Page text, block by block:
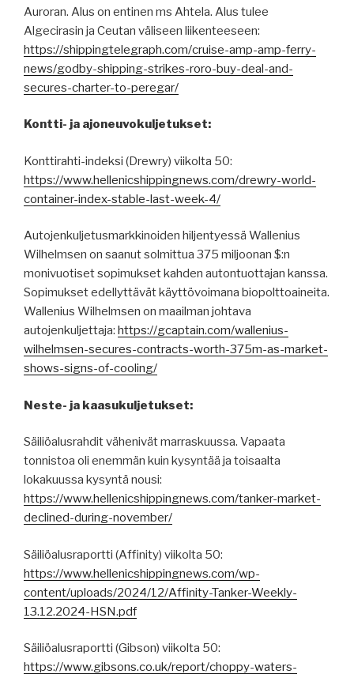
Auroran. Alus on entinen ms Ahtela. Alus tulee
Algecirasin ja Ceutan väliseen liikenteeseen:
https://shippingtelegraph.com/cruise-amp-amp-ferry-
news/godby-shipping-strikes-roro-buy-deal-and-
secures-charter-to-peregar/
Kontti- ja ajoneuvokuljetukset:
Konttirahti-indeksi (Drewry) viikolta 50:
https://www.hellenicshippingnews.com/drewry-world-
container-index-stable-last-week-4/
Autojenkuljetusmarkkinoiden hiljentyessä Wallenius
Wilhelmsen on saanut solmittua 375 miljoonan $:n
monivuotiset sopimukset kahden autontuottajan kanssa.
Sopimukset edellyttävät käyttövoimana biopolttoaineita.
Wallenius Wilhelmsen on maailman johtava
autojenkuljettaja: https://gcaptain.com/wallenius-
wilhelmsen-secures-contracts-worth-375m-as-market-
shows-signs-of-cooling/
Neste- ja kaasukuljetukset:
Säiliöalusrahdit vähenivät marraskuussa. Vapaata
tonnistoa oli enemmän kuin kysyntää ja toisaalta
lokakuussa kysyntä nousi:
https://www.hellenicshippingnews.com/tanker-market-
declined-during-november/
Säiliöalusraportti (Affinity) viikolta 50:
https://www.hellenicshippingnews.com/wp-
content/uploads/2024/12/Affinity-Tanker-Weekly-
13.12.2024-HSN.pdf
Säiliöalusraportti (Gibson) viikolta 50:
https://www.gibsons.co.uk/report/choppy-waters-